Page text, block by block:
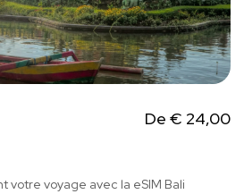
De € 24,00
votre voyage avec la eSIM Bali